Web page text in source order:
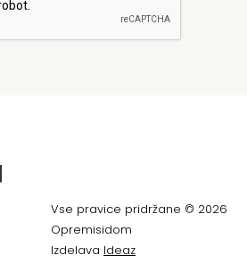
Vse pravice pridržane © 2026
Opremisidom
Izdelava Ideaz